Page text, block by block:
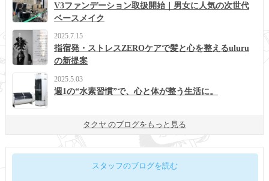
V3ファンデーション取扱開始｜男女に人気の次世代
ベースメイク
2025.7.15
指宿発・ストレスZEROケアで髪と心を整えるuluru
の新提案
2025.5.03
週1の“水素習慣”で、心と体が整う生活に。
タクヤ のブログをもっと見る
スタッフのブログを読む